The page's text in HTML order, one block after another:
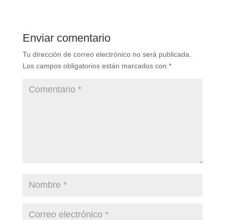
Enviar comentario
Tu dirección de correo electrónico no será publicada.
Los campos obligatorios están marcados con *